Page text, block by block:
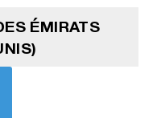
ÉMIRATS